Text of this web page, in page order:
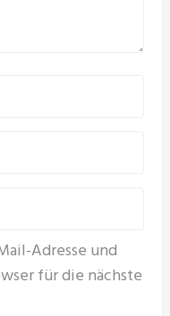
Adresse und
für die nächste